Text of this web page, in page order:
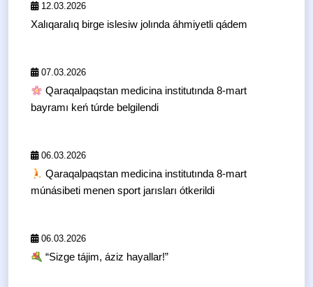
12.03.2026
Xalıqaralıq birge islesiw jolında áhmiyetli qádem
07.03.2026
Qaraqalpaqstan medicina institutında 8-mart
bayramı keń túrde belgilendi
06.03.2026
Qaraqalpaqstan medicina institutında 8-mart
múnásibeti menen sport jarısları ótkerildi
06.03.2026
“Sizge tájim, áziz hayallar!”